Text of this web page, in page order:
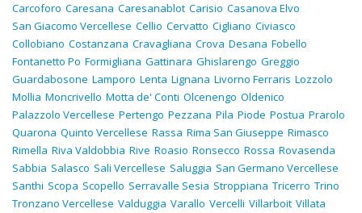
Carcoforo Caresana Caresanablot Carisio Casanova Elvo
San Giacomo Vercellese Cellio Cervatto Cigliano Civiasco
Collobiano Costanzana Cravagliana Crova Desana Fobello
Fontanetto Po Formigliana Gattinara Ghislarengo Greggio
Guardabosone Lamporo Lenta Lignana Livorno Ferraris Lozzolo
Mollia Moncrivello Motta de' Conti Olcenengo Oldenico
Palazzolo Vercellese Pertengo Pezzana Pila Piode Postua Prarolo
Quarona Quinto Vercellese Rassa Rima San Giuseppe Rimasco
Rimella Riva Valdobbia Rive Roasio Ronsecco Rossa Rovasenda
Sabbia Salasco Sali Vercellese Saluggia San Germano Vercellese
Santhi Scopa Scopello Serravalle Sesia Stroppiana Tricerro Trino
Tronzano Vercellese Valduggia Varallo Vercelli Villarboit Villata